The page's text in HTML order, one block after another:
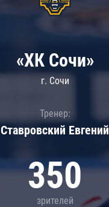
«ХК Сочи»
г. Сочи
Тренер:
Ставровский Евгений
350
зрителей